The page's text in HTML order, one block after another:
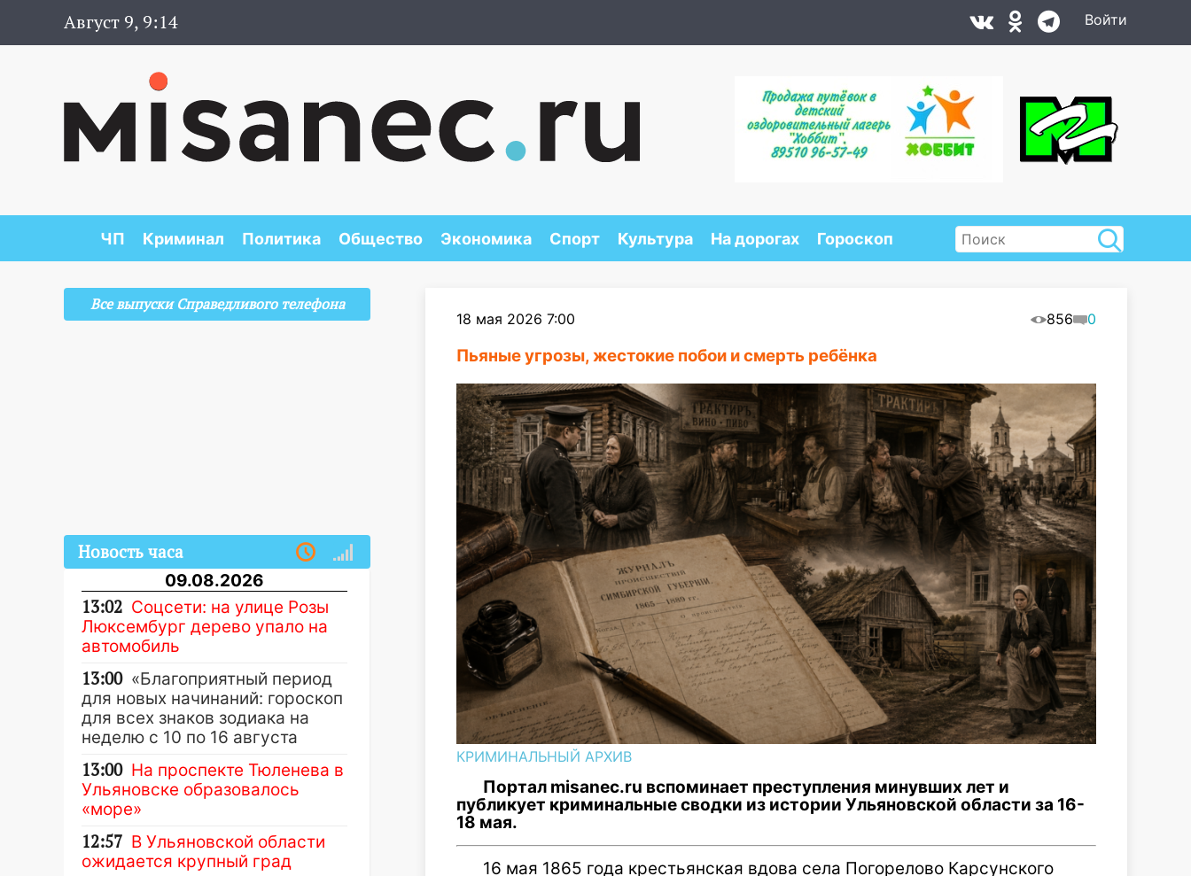
Август 9, 9:14 Войти
ЧП Криминал Политика Общество Экономика Спорт Культура На дорогах Гороскоп
18 мая 2026 7:00 856 0
Пьяные угрозы, жестокие побои и смерть ребёнка
КРИМИНАЛЬНЫЙ АРХИВ
Портал misanec.ru вспоминает преступления минувших лет и
публикует криминальные сводки из истории Ульяновской области за 16-
18 мая.
16 мая 1865 года крестьянская вдова села Погорелово Карсунского
Все выпуски Справедливого телефона
Новость часа
09.08.2026
13:02 Соцсети: на улице Розы
Люксембург дерево упало на
автомобиль
13:00 «Благоприятный период
для новых начинаний: гороскоп
для всех знаков зодиака на
неделю с 10 по 16 августа
13:00 На проспекте Тюленева в
Ульяновске образовалось
«море»
12:57 В Ульяновской области
ожидается крупный град